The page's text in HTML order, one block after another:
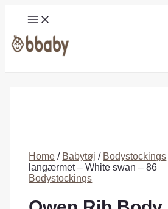
MAIN
MENU
Home / Babytøj / Bodystockings
langærmet – White swan – 86
Bodystockings